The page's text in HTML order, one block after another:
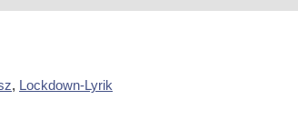
, Lockdown-Lyrik